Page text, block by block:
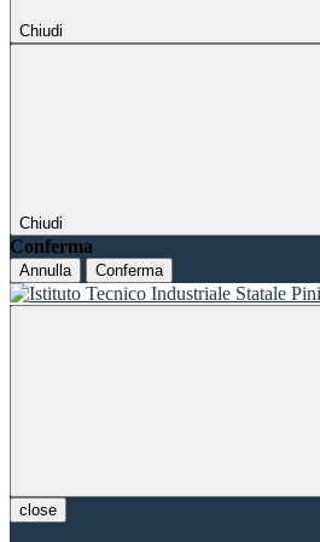
Chiudi
Chiudi
Conferma
Annulla Conferma
close